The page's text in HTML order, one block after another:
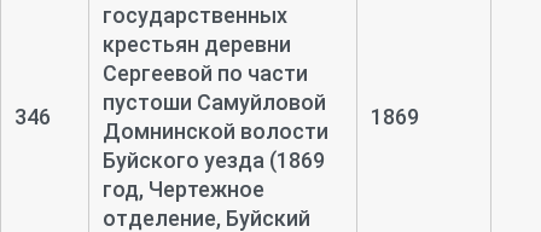
346
государственных
крестьян деревни
Сергеевой по части
пустоши Самуйловой
Домнинской волости
Буйского уезда (1869
год, Чертежное
отделение, Буйский
1869